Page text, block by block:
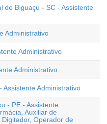
de Biguaçu - SC - Assistente
Administrativo
Administrativo
Administrativo
Assistente Administrativo
- PE - Assistente
Auxiliar de
Operador de